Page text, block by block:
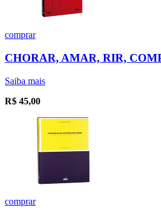
comprar
CHORAR, AMAR, RIR,
Saiba mais
R$ 45,00
comprar